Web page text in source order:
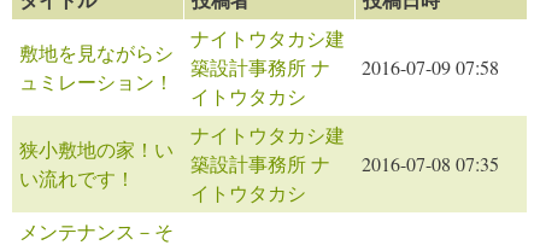
敷地を見ながらシ
ュミレーション！
ナイトウタカシ建
築設計事務所 ナ
イトウタカシ
2016-07-09 07:58
狭小敷地の家！い
い流れです！
ナイトウタカシ建
築設計事務所 ナ
イトウタカシ
2016-07-08 07:35
メンテナンス－そ